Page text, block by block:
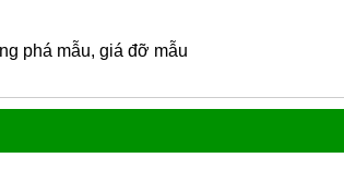
phá mẫu, giá đỡ mẫu